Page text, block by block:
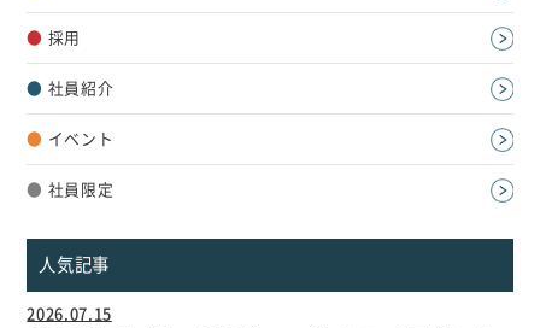
● 採用
● 社員紹介
● イベント
● 社員限定
人気記事
2026.07.15